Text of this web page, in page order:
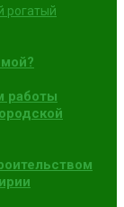
рогатый
работы